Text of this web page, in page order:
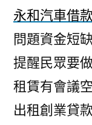
永和汽車借款
問題資金短
提醒民眾要
租賃有會議
出租創業貸